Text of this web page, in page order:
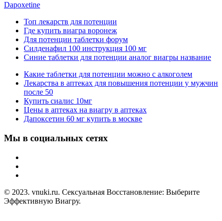
Dapoxetine
Топ лекарств для потенции
Где купить виагра воронеж
Для потенции таблетки форум
Силденафил 100 инструкция 100 мг
Синие таблетки для потенции аналог виагры название
Какие таблетки для потенции можно с алкоголем
Лекарства в аптеках для повышения потенции у мужчин
после 50
Купить сиалис 10мг
Цены в аптеках на виагру в аптеках
Дапоксетин 60 мг купить в москве
Мы в социальных сетях
© 2023. vnuki.ru. Сексуальная Восстановление: Выберите
Эффективную Виагру.